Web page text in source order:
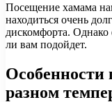
Посещение хамама
находиться очень
дискомфорта.
ли вам подойдет.
разном